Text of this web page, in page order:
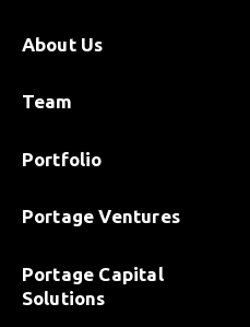
About Us
Team
Portfolio
Portage Ventures
Portage Capital
Solutions